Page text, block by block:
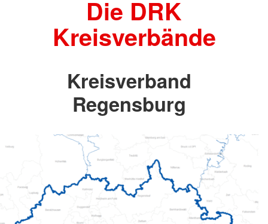
Die DRK
Kreisverbände
Kreisverband
Regensburg